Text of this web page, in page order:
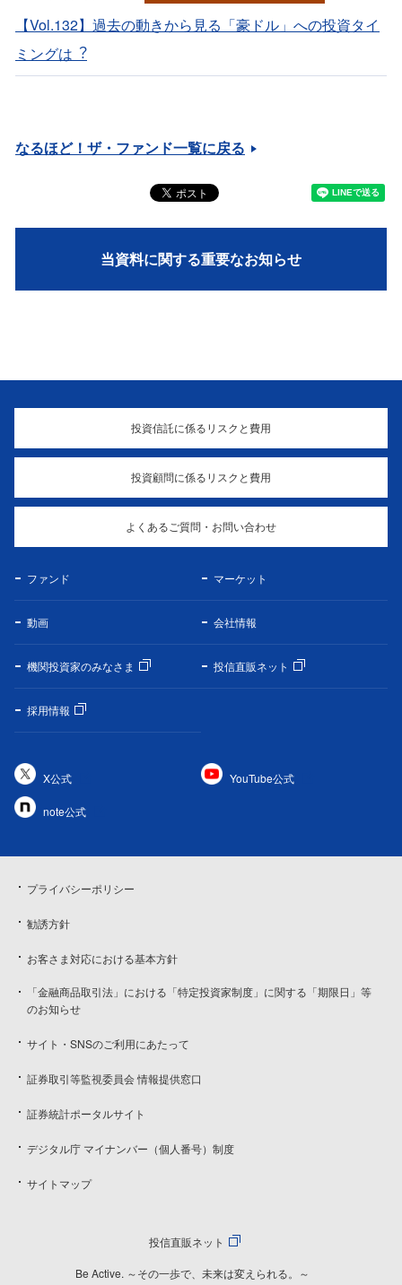
【Vol.132】過去の動きから⾒る「豪ドル」への投資タイ
ミングは︖
なるほど！ザ・ファンド一覧に戻る
当資料に関する重要なお知らせ
投資信託に係るリスクと費用
投資顧問に係るリスクと費用
よくあるご質問・お問い合わせ
ファンド マーケット
動画 会社情報
機関投資家のみなさま 投信直販ネット
採用情報
X公式 YouTube公式
note公式
プライバシーポリシー
勧誘方針
お客さま対応における基本方針
「金融商品取引法」における「特定投資家制度」に関する「期限日」等
のお知らせ
サイト・SNSのご利用にあたって
証券取引等監視委員会 情報提供窓口
証券統計ポータルサイト
デジタル庁 マイナンバー（個人番号）制度
サイトマップ
投信直販ネット
Be Active. ～その一歩で、未来は変えられる。～